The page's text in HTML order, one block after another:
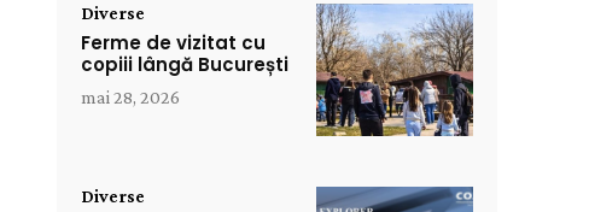
Diverse
Ferme de vizitat cu
copiii lângă București
mai 28, 2026
Diverse